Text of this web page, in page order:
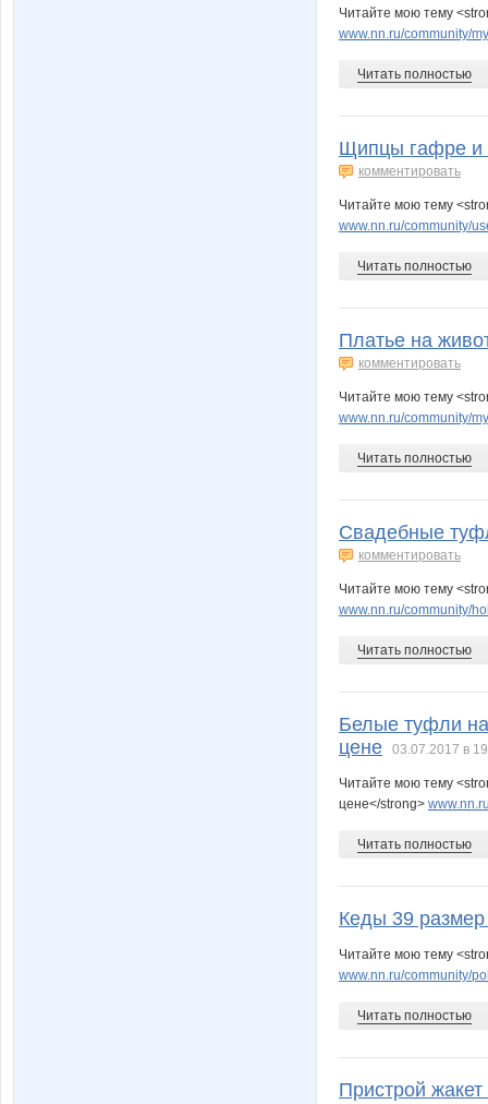
Читайте мою тему
www.nn.ru/community/
Читать полностью
Щипцы гафре и
комментировать
Читайте мою тему
www.nn.ru/community/
Читать полностью
Платье на
комментировать
Читайте мою тему
www.nn.ru/community/
Читать полностью
Свадебные
комментировать
Читайте мою тему
www.nn.ru/community/
Читать полностью
Белые туфли
цене
03.07.2017 в
Читайте мою тему
цене</strong>
Читать полностью
Кеды 39
Читайте мою тему
www.nn.ru/community/
Читать полностью
Пристрой